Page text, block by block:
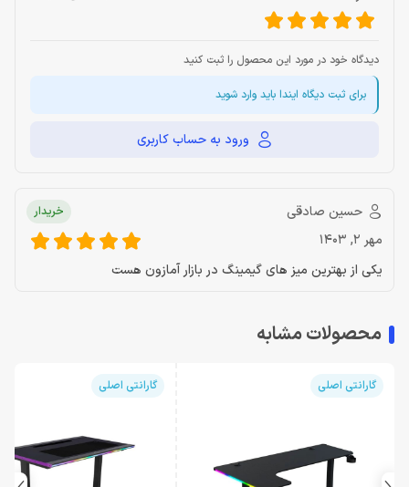
دیدگاه خود در مورد این محصول را ثبت کنید
برای ثبت دیگاه ایندا باید وارد شوید
ورود به حساب کاربری
حسین صادقی خریدار
مهر 2, 1403
یکی از بهترین میز های گیمینگ در بازار آمازون هست
محصولات مشابه
گارانتی اصلی گارانتی اصلی